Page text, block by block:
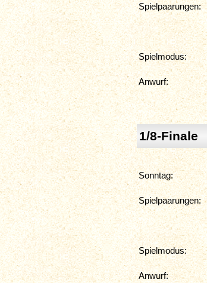
Spielpaarungen:
Spielmodus:
Anwurf:
1/8-Finale
Sonntag:
Spielpaarungen:
Spielmodus:
Anwurf: